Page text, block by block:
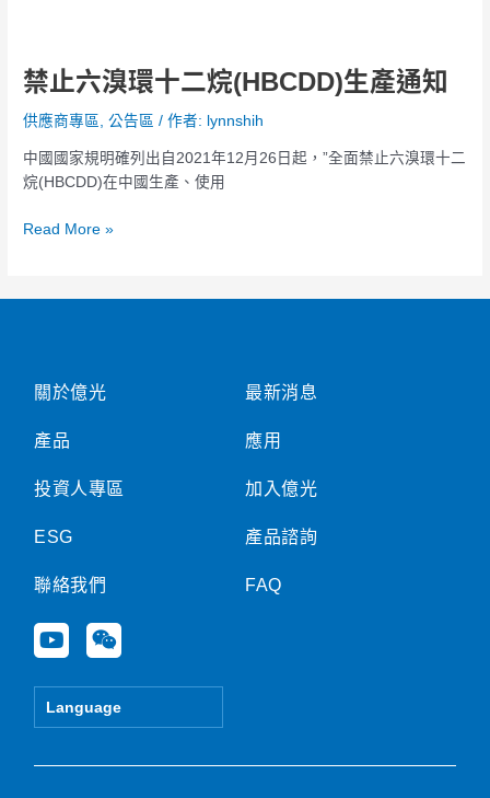
禁止六溴環十二烷(HBCDD)生產通知
供應商專區 ,公告區 / 作者: lynnshih
中國國家規明確列出自2021年12月26日起，”全面禁止六溴環十二
烷(HBCDD)在中國生產、使用
六
環
十
二
(HBCDD)
通
Read More »
關於億光
產品
投資人專區
ESG
聯絡我們
Y
o
u
e
W
e
i
Language
最新消息
應用
加入億光
產品諮詢
FAQ